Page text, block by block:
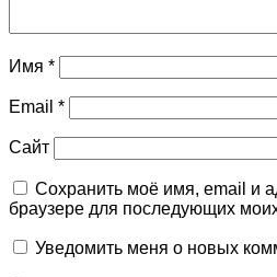
Имя *
Email *
Сайт
Сохранить моё имя, email и
браузере для последующих
Уведомить меня о новых